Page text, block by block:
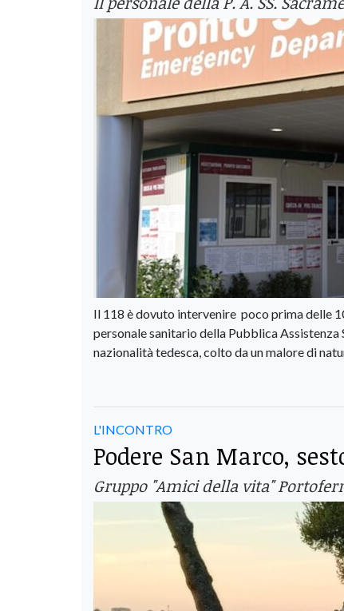
Il 118 è dovuto intervenire poco prima delle
personale sanitario della Pubblica Assistenza
nazionalità tedesca, colto da un malore di
L'INCONTRO
Podere San Marco,
Gruppo "Amici della vita"